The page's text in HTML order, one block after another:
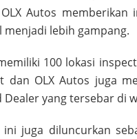
Autos
lebih gampang.
100 lokasi
dan OLX Autos juga
yang tersebar di
ini juga diluncurkan